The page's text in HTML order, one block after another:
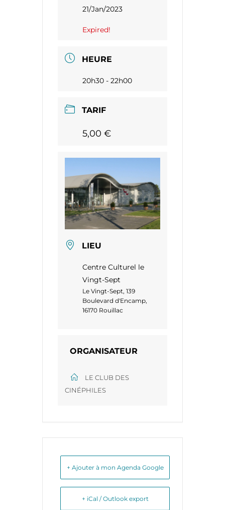
21/Jan/2023
Expired!
HEURE
20h30 - 22h00
TARIF
5,00 €
LIEU
Centre Culturel le
Vingt-Sept
Le Vingt-Sept, 139
Boulevard d'Encamp,
16170 Rouillac
ORGANISATEUR
LE CLUB DES
CINÉPHILES
+ Ajouter à mon Agenda Google
+ iCal / Outlook export